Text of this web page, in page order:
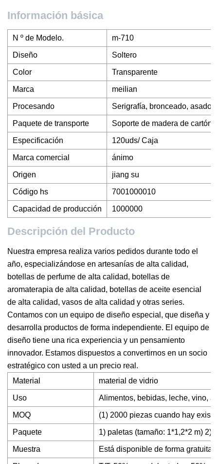
Información básica
N º de Modelo. m-710
Diseño Soltero
Color Transparente
Marca meilian
Procesando Serigrafía, bronceado, asado
Paquete de transporte Soporte de madera de cartón
Especificación 120uds/ Caja
Marca comercial ánimo
Origen jiang su
Código hs 7001000010
Capacidad de producción 1000000
Descripción del Producto
Nuestra empresa realiza varios pedidos durante todo el
año, especializándose en artesanías de alta calidad,
botellas de perfume de alta calidad, botellas de
aromaterapia de alta calidad, botellas de aceite esencial
de alta calidad, vasos de alta calidad y otras series.
Contamos con un equipo de diseño especial, que diseña y
desarrolla productos de forma independiente. El equipo de
diseño tiene una rica experiencia y un pensamiento
innovador. Estamos dispuestos a convertirnos en un socio
estratégico con usted a un precio real.
Material
material de vidrio
Uso Alimentos, bebidas, leche, vino,
MOQ (1) 2000 piezas cuando hay
Paquete 1) paletas (tamaño: 1*1,2*2 m) 2)
Muestra Está disponible de forma